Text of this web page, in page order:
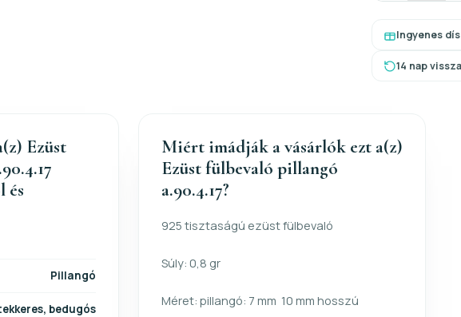
Ingyenes
14 nap
Ezüst
és
Pillangó
bedugós
Miért imádják a vásárlók ezt a(z)
Ezüst fülbevaló pillangó
a.90.4.17?
925 tisztaságú ezüst fülbevaló
Súly: 0,8 gr
Méret: pillangó: 7 mm 10 mm hosszú